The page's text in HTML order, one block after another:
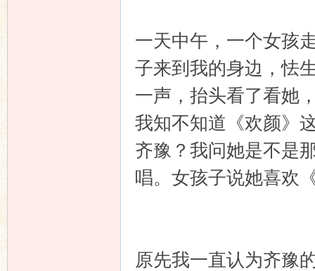
一天中午，一个女孩
子来到我的身边，怯
一声，抬头看了看她
我知不知道《欢颜》
齐豫？我问她是不是
唱。女孩子说她喜欢
原先我一直认为齐豫